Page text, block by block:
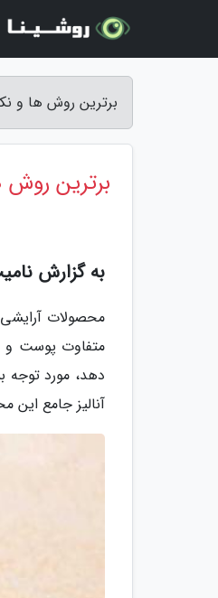
برترین روش ها و
برترین روش
به گزارش
محصولات آرایشی
متفاوت پوست و
دهد، مورد توجه
آنالیز جامع این